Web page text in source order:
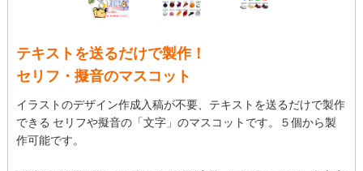
テキストを送るだけで製作！
セリフ・擬音のマスコット
イラストのデザイン作成入稿が不要、テキストを送るだけで製作
できる セリフや擬音の「文字」のマスコットです。５個から製
作可能です。